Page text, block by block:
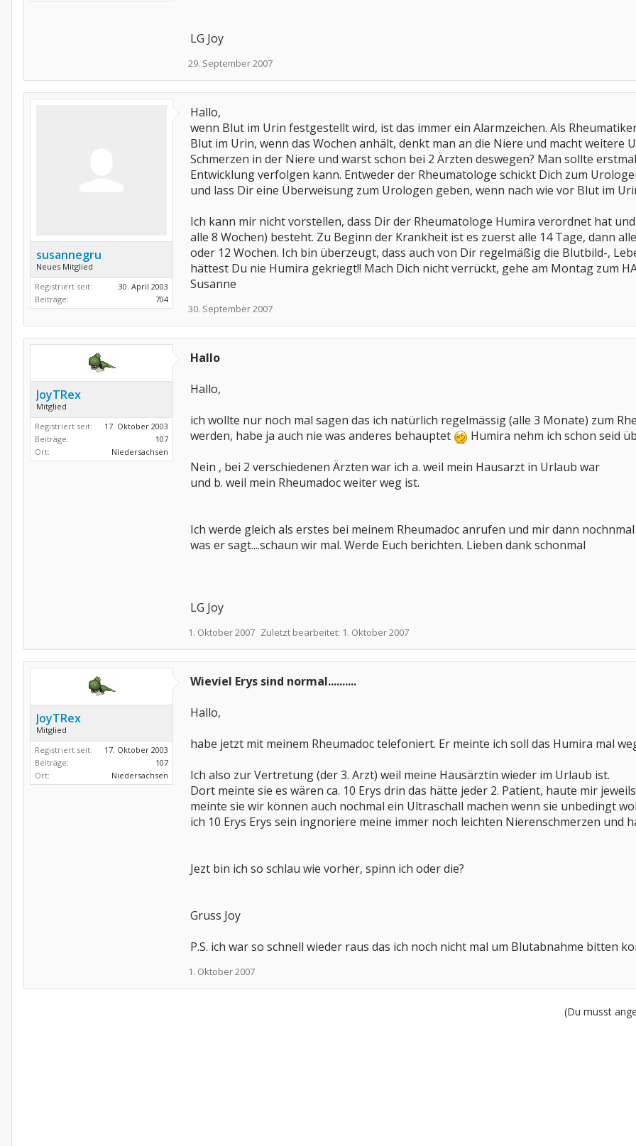
LG Joy
29. September 2007
susannegru
Neues Mitglied
Registriert seit:
30. April 2003
Beiträge:
704
Hallo,
wenn Blut im Urin festgestellt wird, ist das immer ein Alarmzeichen. Als
Blut im Urin, wenn das Wochen anhält, denkt man an die Niere und macht weitere
Schmerzen in der Niere und warst schon bei 2 Ärzten deswegen? Man sollte
Entwicklung verfolgen kann. Entweder der Rheumatologe schickt Dich zum
und lass Dir eine Überweisung zum Urologen geben, wenn nach wie vor Blut im
Ich kann mir nicht vorstellen, dass Dir der Rheumatologe Humira verordnet hat
alle 8 Wochen) besteht. Zu Beginn der Krankheit ist es zuerst alle 14 Tage, dann
oder 12 Wochen. Ich bin überzeugt, dass auch von Dir regelmäßig die Blutbild-,
hättest Du nie Humira gekriegt!! Mach Dich nicht verrückt, gehe am Montag zum
Susanne
30. September 2007
JoyTRex
Mitglied
Registriert seit:
17. Oktober 2003
Beiträge:
107
Ort:
Niedersachsen
Hallo
Hallo,
ich wollte nur noch mal sagen das ich natürlich regelmässig (alle 3 Monate) zum
werden, habe ja auch nie was anderes behauptet
Humira nehm ich schon seid
Nein , bei 2 verschiedenen Ärzten war ich a. weil mein Hausarzt in Urlaub war
und b. weil mein Rheumadoc weiter weg ist.
Ich werde gleich als erstes bei meinem Rheumadoc anrufen und mir dann
was er sagt....schaun wir mal. Werde Euch berichten. Lieben dank schonmal
LG Joy
1. Oktober 2007 Zuletzt bearbeitet: 1. Oktober 2007
JoyTRex
Mitglied
Registriert seit:
17. Oktober 2003
Beiträge:
107
Ort:
Niedersachsen
Wieviel Erys sind normal..........
Hallo,
habe jetzt mit meinem Rheumadoc telefoniert. Er meinte ich soll das Humira mal
Ich also zur Vertretung (der 3. Arzt) weil meine Hausärztin wieder im Urlaub ist.
Dort meinte sie es wären ca. 10 Erys drin das hätte jeder 2. Patient, haute mir
meinte sie wir können auch nochmal ein Ultraschall machen wenn sie unbedingt
ich 10 Erys Erys sein ingnoriere meine immer noch leichten Nierenschmerzen und
Jezt bin ich so schlau wie vorher, spinn ich oder die?
Gruss Joy
P.S. ich war so schnell wieder raus das ich noch nicht mal um Blutabnahme bitten
1. Oktober 2007
(Du musst